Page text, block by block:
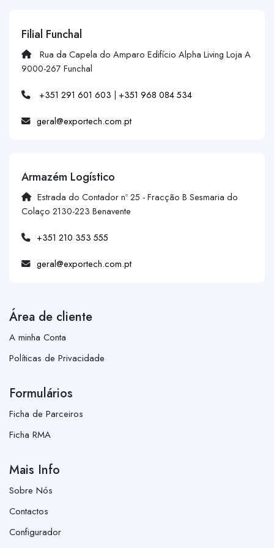
Filial Funchal
Rua da Capela do Amparo Edifício Alpha Living Loja A
9000-267 Funchal
+351 291 601 603 | +351 968 084 534
geral@exportech.com.pt
Armazém Logístico
Estrada do Contador nº 25 - Fracção B Sesmaria do
Colaço 2130-223 Benavente
+351 210 353 555
geral@exportech.com.pt
Área de cliente
A minha Conta
Políticas de Privacidade
Formulários
Ficha de Parceiros
Ficha RMA
Mais Info
Sobre Nós
Contactos
Configurador